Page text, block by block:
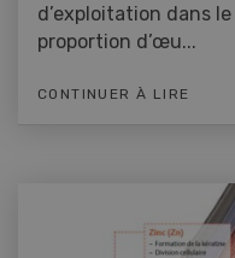
d’exploitation dans
proportion d’œu...
CONTINUER À LIRE